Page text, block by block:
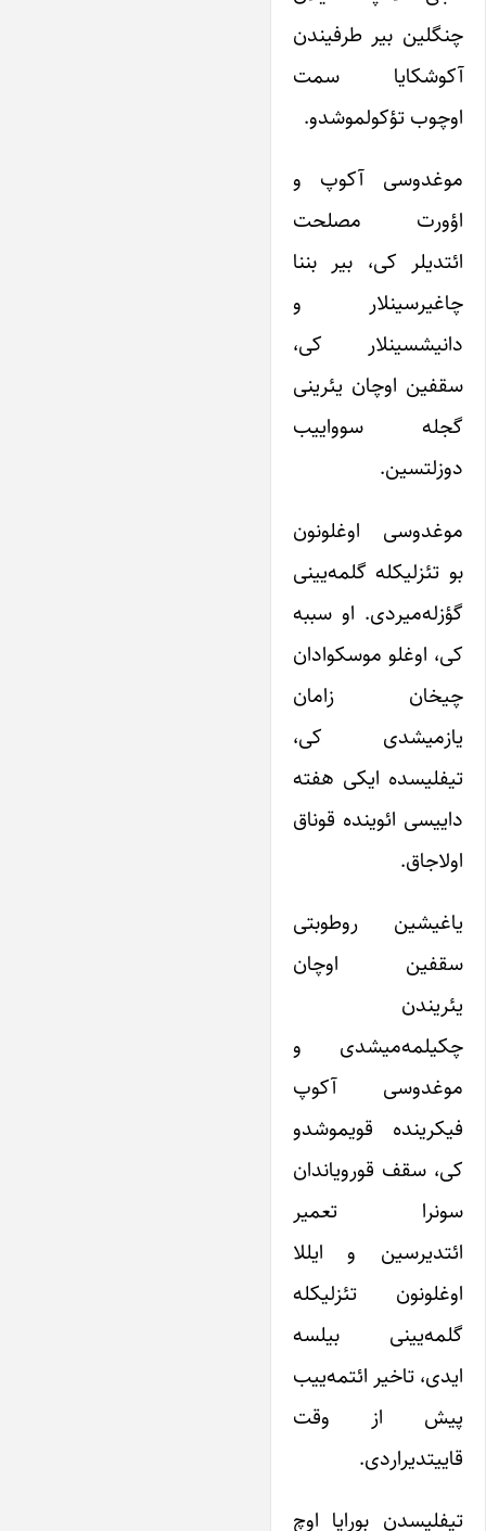
چنگلین بیر طرفیندن
آکوشکایا سمت
اوچوب تؤکولموشدو.
موغدوسی آکوپ و
اؤورت مصلحت
ائتدیلر کی، بیر بننا
چاغیرسینلار و
دانیشسینلار کی،
سقفین اوچان یئرینی
گجله سوواییب
دوزلتسین.
موغدوسی اوغلونون
بو تئزلیکله گلمه‌یینی
گؤزله‌میردی. او سببه
کی، اوغلو موسکوادان
چیخان زامان
یازمیشدی کی،
تیفلیسده ایکی هفته
داییسی ائوینده قوناق
اولاجاق.
یاغیشین روطوبتی
سقفین اوچان
یئریندن
چکیلمه‌میشدی و
موغدوسی آکوپ
فیکرینده قویموشدو
کی، سقف قورویاندان
سونرا تعمیر
ائتدیرسین و ایللا
اوغلونون تئزلیکله
گلمه‌یینی بیلسه
ایدی، تاخیر ائتمه‌ییب
پیش از وقت
قاییتدیراردی.
تیفلیسدن بورایا اوچ